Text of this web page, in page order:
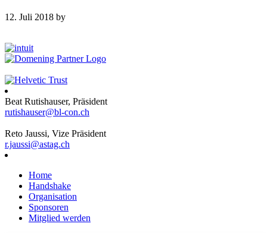
12. Juli 2018 by
Beat Rutishauser, Präsident
rutishauser@bl-con.ch
Reto Jaussi, Vize Präsident
r.jaussi@astag.ch
Home
Handshake
Organisation
Sponsoren
Mitglied werden